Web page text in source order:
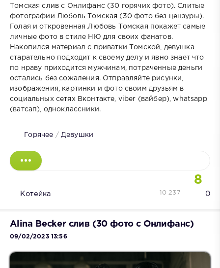
Томская слив с Онлифанс (30 горячих фото). Слитые
фотографии Любовь Томская (30 фото без цензуры).
Голая и откровенная Любовь Томская покажет самые
личные фото в стиле НЮ для своих фанатов.
Накопился материал с приватки Томской, девушка
старательно подходит к своему делу и явно знает что
по нраву приходится мужчинам, потраченные деньги
остались без сожаления. Отправляйте рисунки,
изображения, картинки и фото своим друзьям в
социальных сетях Вконтакте, viber (вайбер), whatsapp
(ватсап), одноклассники.
Горячее / Девушки
8
Котейка 0
10 237
Alina Becker слив (30 фото с Онлифанс)
09/02/2023 13:56